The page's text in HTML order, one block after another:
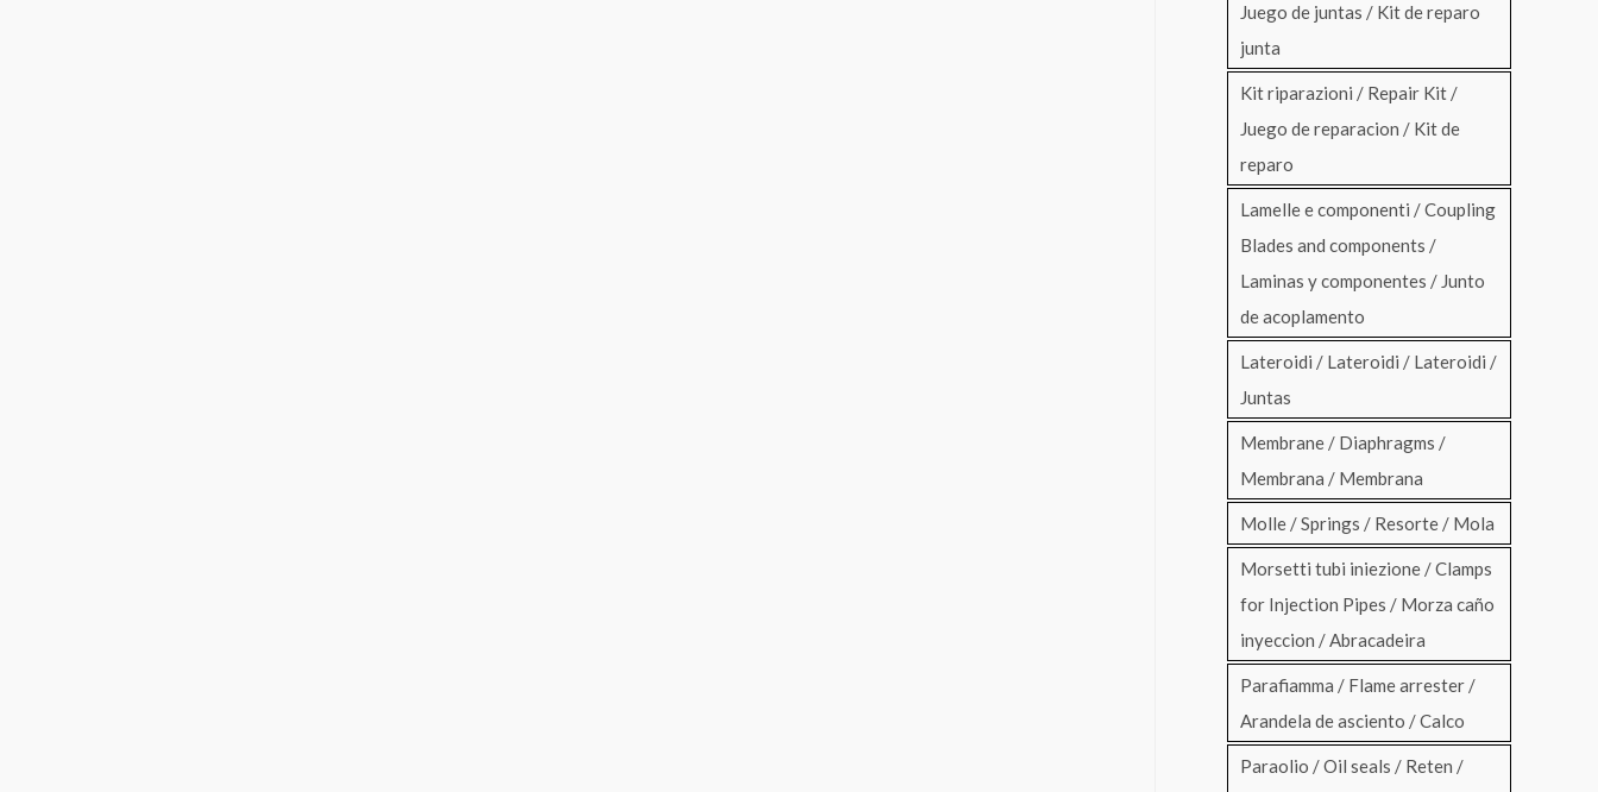
Juego de juntas / Kit de reparo
junta
Kit riparazioni / Repair Kit /
Juego de reparacion / Kit de
reparo
Lamelle e componenti / Coupling
Blades and components /
Laminas y componentes / Junto
de acoplamento
Lateroidi / Lateroidi / Lateroidi /
Juntas
Membrane / Diaphragms /
Membrana / Membrana
Molle / Springs / Resorte / Mola
Morsetti tubi iniezione / Clamps
for Injection Pipes / Morza caño
inyeccion / Abracadeira
Parafiamma / Flame arrester /
Arandela de asciento / Calco
Paraolio / Oil seals / Reten /